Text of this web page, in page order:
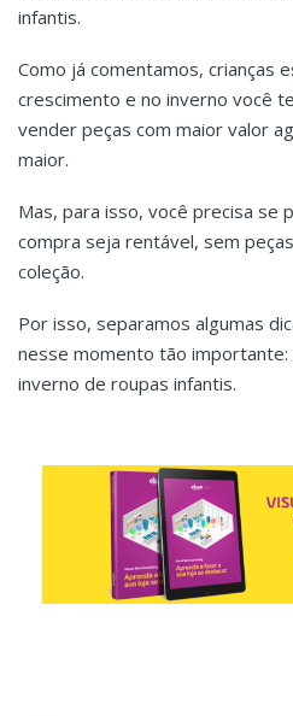
infantis.
Como já comentamos, crianças
crescimento e no inverno você
vender peças com maior valor
maior.
Mas, para isso, você precisa se
compra seja rentável, sem
coleção.
Por isso, separamos algumas
nesse momento tão importante:
inverno de roupas infantis.